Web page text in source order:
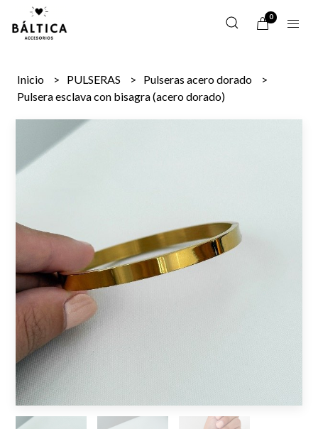
0
Inicio PULSERAS
Pulseras acero dorado
Pulsera esclava con bisagra (acero dorado)